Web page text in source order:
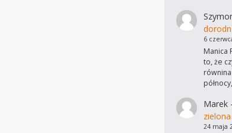
6
Manica
to, że
Marek
zielona
24 maja